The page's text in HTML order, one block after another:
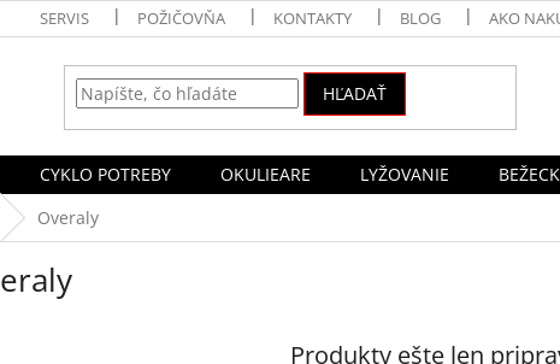
SERVIS POŽIČOVŇA KONTAKTY BLOG AKO
HĽADAŤ
CYKLO POTREBY OKULIEARE LYŽOVANIE
Overaly
Produkty ešte len